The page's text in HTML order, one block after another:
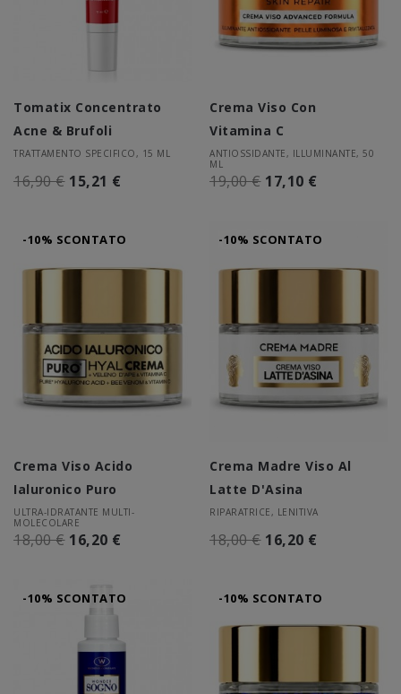
Tomatix Concentrato
Acne & Brufoli
TRATTAMENTO SPECIFICO, 15 ML
16,90 € 15,21 €
Crema Viso Con
Vitamina C
ANTIOSSIDANTE, ILLUMINANTE, 50
ML
19,00 € 17,10 €
-10% SCONTATO
Crema Viso Acido
Ialuronico Puro
ULTRA-IDRATANTE MULTI-
MOLECOLARE
18,00 € 16,20 €
-10% SCONTATO
Crema Madre Viso Al
Latte D'Asina
RIPARATRICE, LENITIVA
18,00 € 16,20 €
-10% SCONTATO -10% SCONTATO